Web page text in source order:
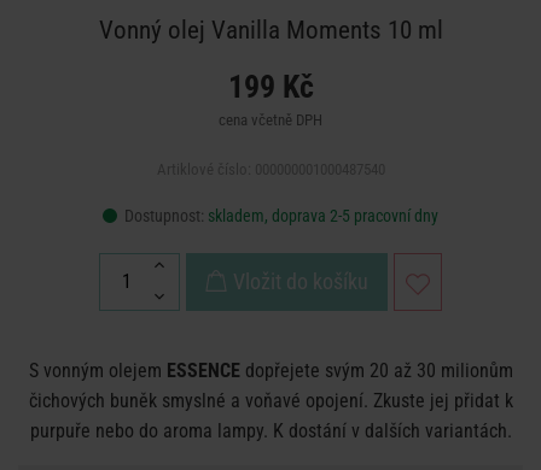
Vonný olej Vanilla Moments 10 ml
199 Kč
cena včetně DPH
Dostupnost: skladem, doprava 2-5 pracovní dny
Vložit do košíku
S vonným olejem ESSENCE dopřejete svým 20 až 30 milionům
čichových buněk smyslné a voňavé opojení. Zkuste jej přidat k
purpuře nebo do aroma lampy. K dostání v dalších variantách.